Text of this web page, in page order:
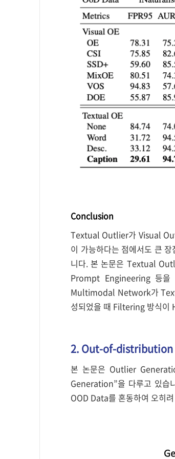
Conclusion
Textual Outlier가 Visual
이 가능하다는 점에서도 큰
니다. 본 논문은 Textual
Prompt Engineering 등을
Multimodal Network가 Text
성되었을 때 Filtering 방식이
2. Out-of-
본 논문은 Outlier
Generation”을 다루고 있
OOD Data를 혼동하여 오히